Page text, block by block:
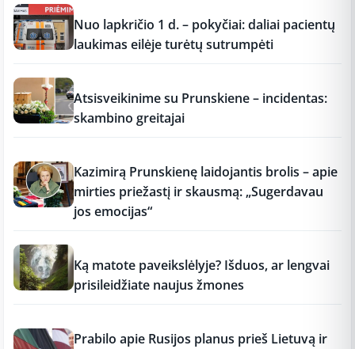
Nuo lapkričio 1 d. – pokyčiai: daliai pacientų
laukimas eilėje turėtų sutrumpėti
Atsisveikinime su Prunskiene – incidentas:
skambino greitajai
Kazimirą Prunskienę laidojantis brolis – apie
mirties priežastį ir skausmą: „Sugerdavau
jos emocijas“
Ką matote paveikslėlyje? Išduos, ar lengvai
prisileidžiate naujus žmones
Prabilo apie Rusijos planus prieš Lietuvą ir